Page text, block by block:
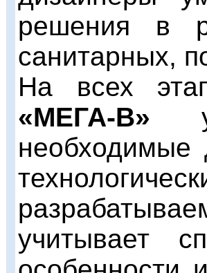
решения в
санитарных,
На всех
«МЕГА-В»
необходимые
учитывает